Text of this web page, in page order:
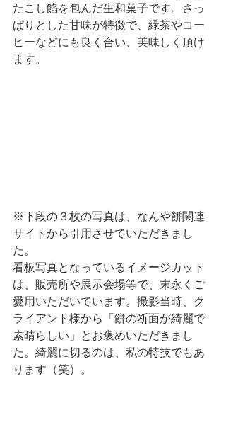
たこし餡を包んだ生和菓子です。さっ
ぱりとした甘味が特徴で、緑茶やコー
ヒーなどにも良く合い、美味しく頂け
ます。
※下段の３枚の写真は、なんや餅関連
サイトから引用させていただきまし
た。
看板写真となっているイメージカット
は、販売所や展示会場等で、末永くご
愛用いただいています。撮影当時、ク
ライアント様から「餅の断面が綺麗で
素晴らしい」とお褒めいただきまし
た。綺麗に切るのは、私の特技でもあ
ります（笑）。